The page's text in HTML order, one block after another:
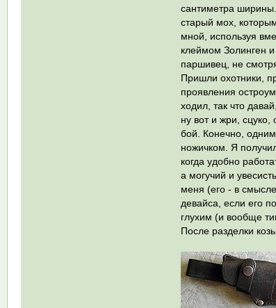
сантиметра
старый мох,
мной, используя
клеймом Золинген
паршивец, не
Пришли охотники,
проявления
ходил, так что
ну вот и жри,
бой. Конечно,
ножичком. Я
когда удобно
а могучий и
меня (его - в
девайса, если его
глухим (и вообще
После разделки